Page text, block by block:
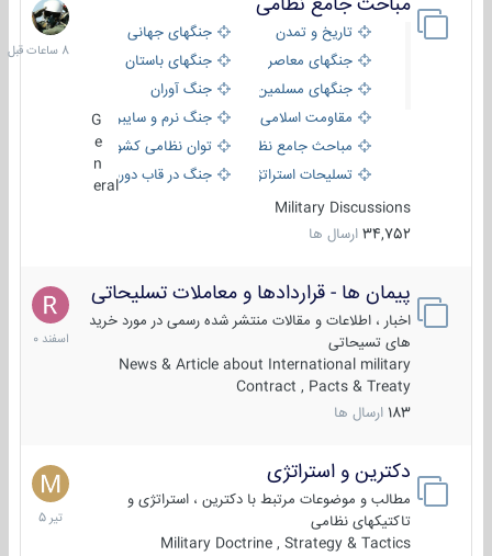
تاریخ و تمدن
جنگهای جهانی
جنگهای معاصر
جنگهای باستان
جنگهای مسلمین
جنگ آوران
مقاومت اسلامی
جنگ نرم و سایبری
مباحث جامع نظامی
توان نظامی کشورها
تسلیحات استراتژیک
جنگ در قاب دوربین
eral
Military Discussions
34,752 ارسال ها
8
ساعات
قبل
پیمان ها - قراردادها و معاملات تسلیحاتی
اخبار ، اطلاعات و مقالات منتشر شده رسمی در مورد خرید
های تسیحاتی
News & Article about International military
Contract , Pacts & Treaty
183 ارسال ها
7
اسفند
1400
دکترین و استراتژی
مطالب و موضوعات مرتبط با دکترین ، استراتژی و
تاکتیکهای نظامی
Military Doctrine , Strategy & Tactics
27
تیر
1405